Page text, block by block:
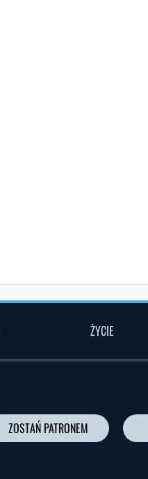
ŻYCIE
ZOSTAŃ PATRONEM